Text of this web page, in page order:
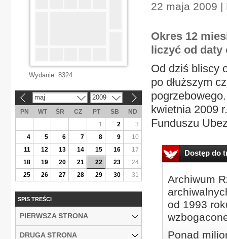
22 maja 2009 |
Okres 12
liczyć od daty
Od dziś bliscy
po dłuższym
kwietnia 2009
Funduszu
Dostęp do
Archiwum
od 1993
Ponad
Wydanie: 8324
maj 2009
PN WT ŚR CZ PT SB
ND
1
2
3
4
5 6 7 8 9
10
11
12 13 14 15 16
17
18
19 20 21 22 23
24
25
26 27 28 29 30 31
SPIS TREŚCI
PIERWSZA STRONA
DRUGA STRONA